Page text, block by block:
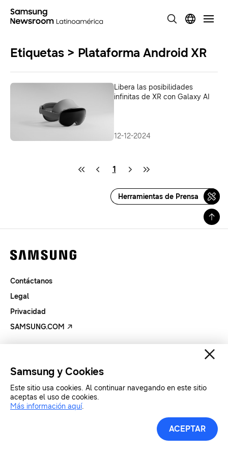
Etiquetas > Plataforma Android XR
Libera las posibilidades
infinitas de XR con Galaxy AI
12-12-2024
1
Herramientas de Prensa
Contáctanos
Legal
Privacidad
SAMSUNG.COM
Samsung y Cookies
Este sitio usa cookies. Al continuar navegando en este sitio
aceptas el uso de cookies.
Más información aquí.
ACEPTAR